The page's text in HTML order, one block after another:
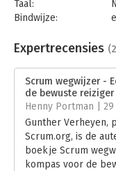
Taal:
Bindwijze:
Bestandsformaat:
Uitgever:
Druk:
4
Verschijningsdatum:
Hoofdrubriek:
Serie:
Expertrecensies
Scrum wegwijzer -
de bewuste reiziger
Henny Portman | 29
Gunther Verheyen,
Scrum.org, is de
boekje Scrum
kompas voor de